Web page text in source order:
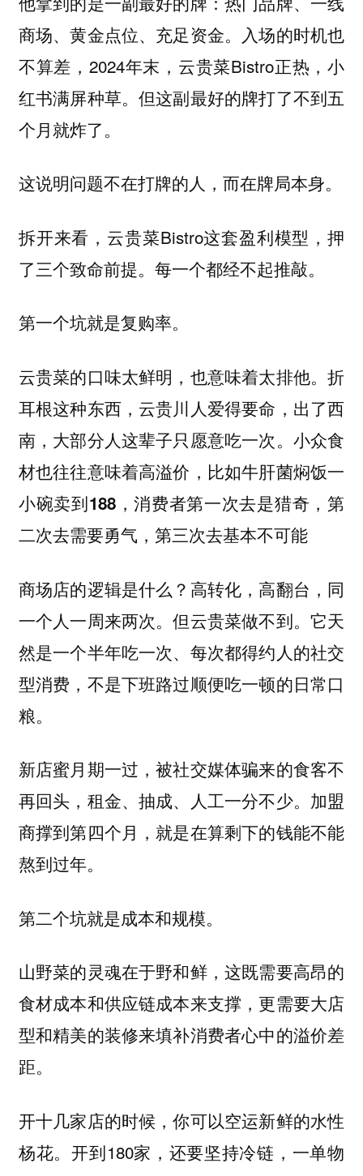
商场、黄金点位、充足资金。入场的时机也
不算差，2024年末，云贵菜Bistro正热，小
红书满屏种草。但这副最好的牌打了不到五
个月就炸了。
这说明问题不在打牌的人，而在牌局本身。
拆开来看，云贵菜Bistro这套盈利模型，押
了三个致命前提。每一个都经不起推敲。
第一个坑就是复购率。
云贵菜的口味太鲜明，也意味着太排他。折
耳根这种东西，云贵川人爱得要命，出了西
南，大部分人这辈子只愿意吃一次。小众食
材也往往意味着高溢价，比如牛肝菌焖饭一
小碗卖到188，消费者第一次去是猎奇，第
二次去需要勇气，第三次去基本不可能
商场店的逻辑是什么？高转化，高翻台，同
一个人一周来两次。但云贵菜做不到。它天
然是一个半年吃一次、每次都得约人的社交
型消费，不是下班路过顺便吃一顿的日常口
粮。
新店蜜月期一过，被社交媒体骗来的食客不
再回头，租金、抽成、人工一分不少。加盟
商撑到第四个月，就是在算剩下的钱能不能
熬到过年。
第二个坑就是成本和规模。
山野菜的灵魂在于野和鲜，这既需要高昂的
食材成本和供应链成本来支撑，更需要大店
型和精美的装修来填补消费者心中的溢价差
距。
开十几家店的时候，你可以空运新鲜的水性
杨花。开到180家，还要坚持冷链，一单物